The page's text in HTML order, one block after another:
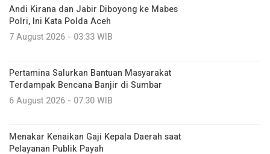
Andi Kirana dan Jabir Diboyong ke Mabes
Polri, Ini Kata Polda Aceh
7 August 2026 - 03:33 WIB
Pertamina Salurkan Bantuan Masyarakat
Terdampak Bencana Banjir di Sumbar
6 August 2026 - 07:30 WIB
Menakar Kenaikan Gaji Kepala Daerah saat
Pelayanan Publik Payah